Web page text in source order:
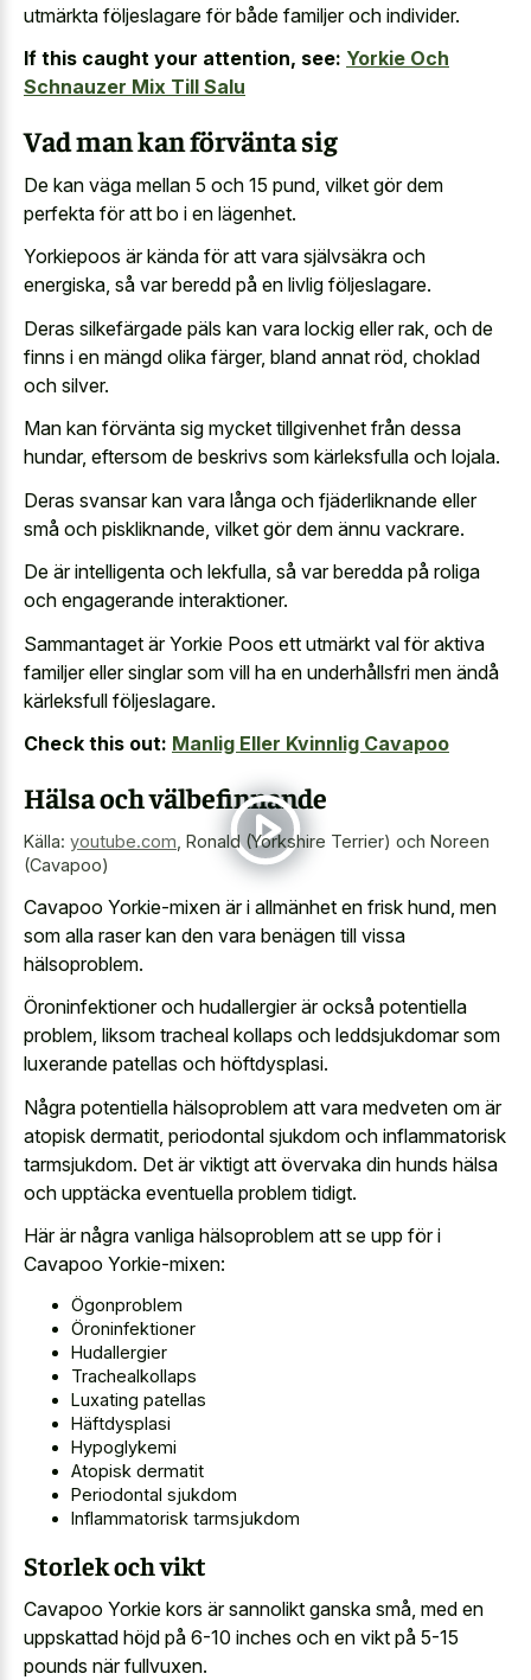
utmärkta följeslagare för både familjer och individer.
If this caught your attention, see: Yorkie Och
Schnauzer Mix Till Salu
Vad man kan förvänta sig
De kan väga mellan 5 och 15 pund, vilket gör dem
perfekta för att bo i en lägenhet.
Yorkiepoos är kända för att vara självsäkra och
energiska, så var beredd på en livlig följeslagare.
Deras silkefärgade päls kan vara lockig eller rak, och de
finns i en mängd olika färger, bland annat röd, choklad
och silver.
Man kan förvänta sig mycket tillgivenhet från dessa
hundar, eftersom de beskrivs som kärleksfulla och lojala.
Deras svansar kan vara långa och fjäderliknande eller
små och piskliknande, vilket gör dem ännu vackrare.
De är intelligenta och lekfulla, så var beredda på roliga
och engagerande interaktioner.
Sammantaget är Yorkie Poos ett utmärkt val för aktiva
familjer eller singlar som vill ha en underhållsfri men ändå
kärleksfull följeslagare.
Check this out: Manlig Eller Kvinnlig Cavapoo
Hälsa och välbefinnande
Källa: youtube.com Ronald (Yorkshire Terrier) och Noreen
(Cavapoo)
Cavapoo Yorkie-mixen är i allmänhet en frisk hund, men
som alla raser kan den vara benägen till vissa
hälsoproblem.
Öroninfektioner och hudallergier är också potentiella
problem, liksom tracheal kollaps och leddsjukdomar som
luxerande patellas och höftdysplasi.
Några potentiella hälsoproblem att vara medveten om är
atopisk dermatit, periodontal sjukdom och inflammatorisk
tarmsjukdom. Det är viktigt att övervaka din hunds hälsa
och upptäcka eventuella problem tidigt.
Här är några vanliga hälsoproblem att se upp för i
Cavapoo Yorkie-mixen:
Ögonproblem
Öroninfektioner
Hudallergier
Trachealkollaps
Luxating patellas
Häftdysplasi
Hypoglykemi
Atopisk dermatit
Periodontal sjukdom
Inflammatorisk tarmsjukdom
Storlek och vikt
Cavapoo Yorkie kors är sannolikt ganska små, med en
uppskattad höjd på 6-10 inches och en vikt på 5-15
pounds när fullvuxen.